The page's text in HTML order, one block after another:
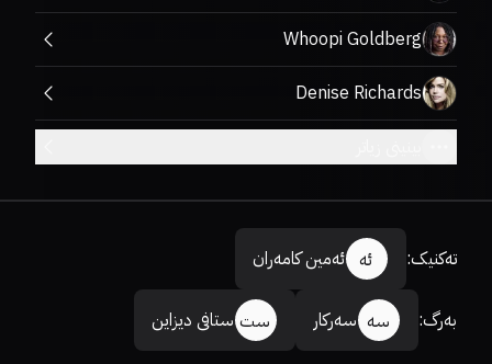
Whoopi Goldberg
Denise Richards
تەکنیک: ئە ئەمین کامەران
بەرگ: سە سەرکار ست ستافی دیزاین